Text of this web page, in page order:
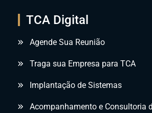
TCA Digital
Agende Sua Reunião
Traga sua Empresa para TCA
Implantação de Sistemas
Acompanhamento e Consultoria